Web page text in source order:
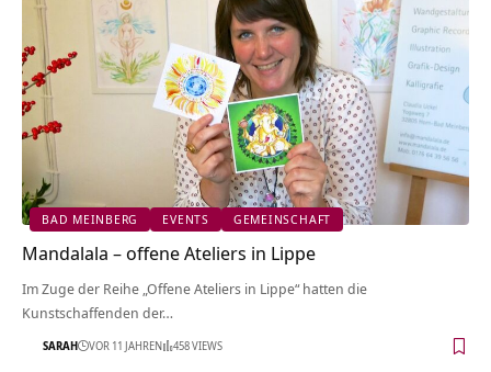
BAD MEINBERG EVENTS GEMEINSCHAFT
Mandalala – offene Ateliers in Lippe
Im Zuge der Reihe „Offene Ateliers in Lippe“ hatten die
Kunstschaffenden der…
SARAH VOR 11 JAHREN 458 VIEWS